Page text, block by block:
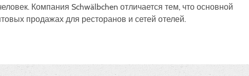
Компания Schwälbchen отличается тем, что основной
продажах для ресторанов и сетей отелей.